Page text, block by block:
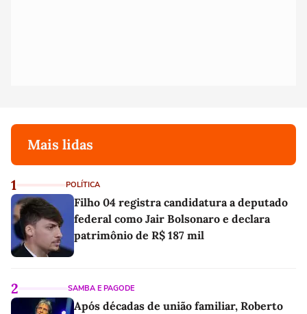
Mais lidas
1 POLÍTICA
Filho 04 registra candidatura a deputado
federal como Jair Bolsonaro e declara
patrimônio de R$ 187 mil
2 SAMBA E PAGODE
Após décadas de união familiar, Roberto